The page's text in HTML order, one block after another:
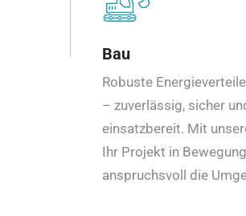
Bau
Robuste
– zuverlässig, sicher
einsatzbereit. Mit
Ihr Projekt in
anspruchsvoll die